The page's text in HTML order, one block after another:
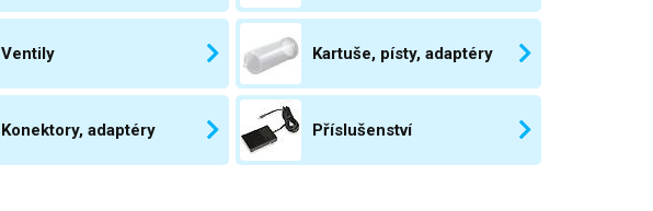
Ventily Kartuše, písty, adaptéry
Konektory, adaptéry Příslušenství